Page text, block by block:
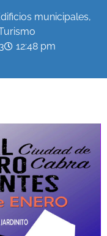
municipales,
12:48 pm